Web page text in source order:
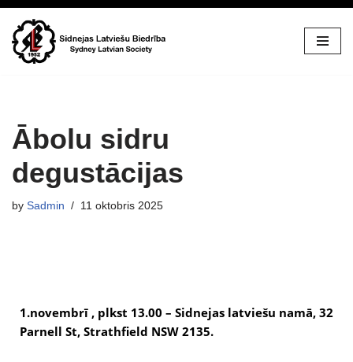
Skip
Ābolu sidru
degustācijas
by Sadmin 11 oktobris 2025
1.novembrī , plkst 13.00 – Sidnejas latviešu namā, 32
Parnell St, Strathfield NSW 2135.